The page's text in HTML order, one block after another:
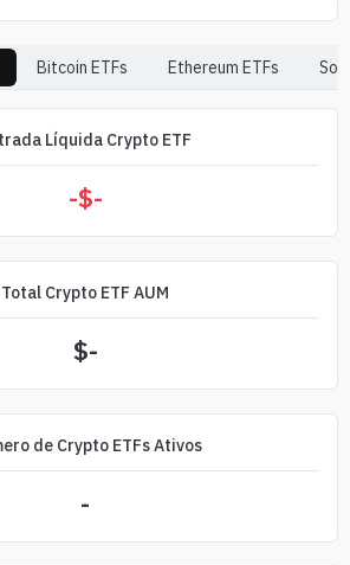
Bitcoin ETFs Ethereum ETFs
Líquida Crypto ETF
-$-
Total Crypto ETF AUM
$-
de Crypto ETFs Ativos
-